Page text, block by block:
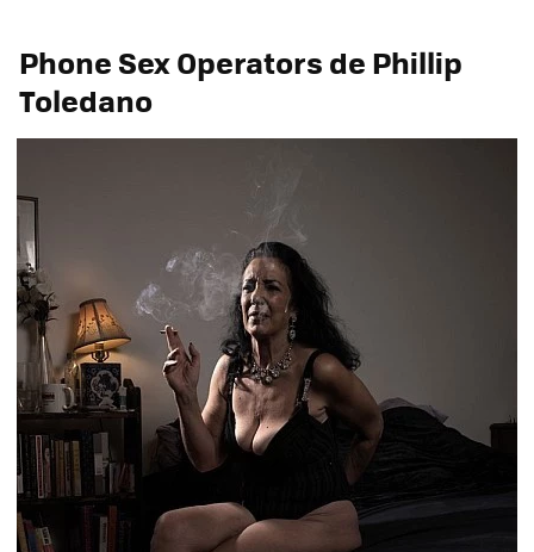
Phone Sex Operators de Phillip
Toledano